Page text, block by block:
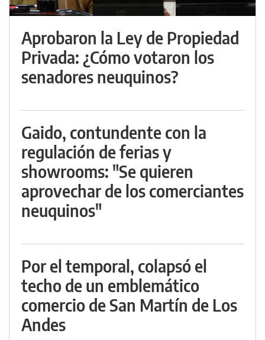
Aprobaron la Ley de Propiedad
Privada: ¿Cómo votaron los
senadores neuquinos?
Gaido, contundente con la
regulación de ferias y
showrooms: "Se quieren
aprovechar de los comerciantes
neuquinos"
Por el temporal, colapsó el
techo de un emblemático
comercio de San Martín de Los
Andes